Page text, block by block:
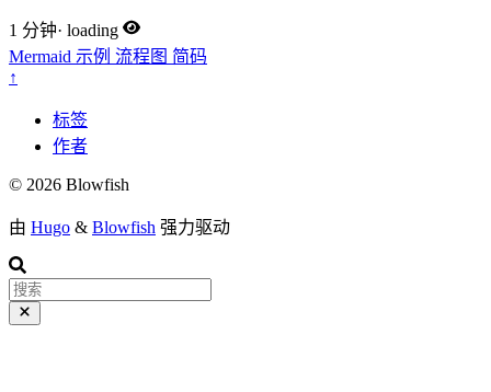
1 分钟· loading
Mermaid 示例 流程图 简码
↑
标签
作者
© 2026 Blowfish
由 Hugo & Blowfish 强力驱动